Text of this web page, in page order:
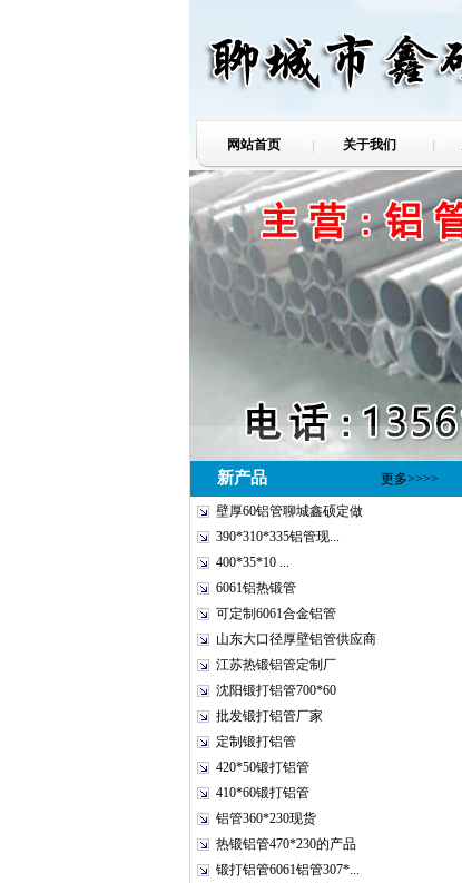
网站首页 关于我们
新产品 更多>>>>
壁厚60铝管聊城鑫硕定做
390*310*335铝管现...
400*35*10 ...
6061铝热锻管
可定制6061合金铝管
山东大口径厚壁铝管供应商
江苏热锻铝管定制厂
沈阳锻打铝管700*60
批发锻打铝管厂家
定制锻打铝管
420*50锻打铝管
410*60锻打铝管
铝管360*230现货
热锻铝管470*230的产品
锻打铝管6061铝管307*...